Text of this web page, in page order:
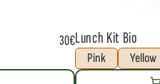
30€Lunch Kit Bio
Pink Yellow